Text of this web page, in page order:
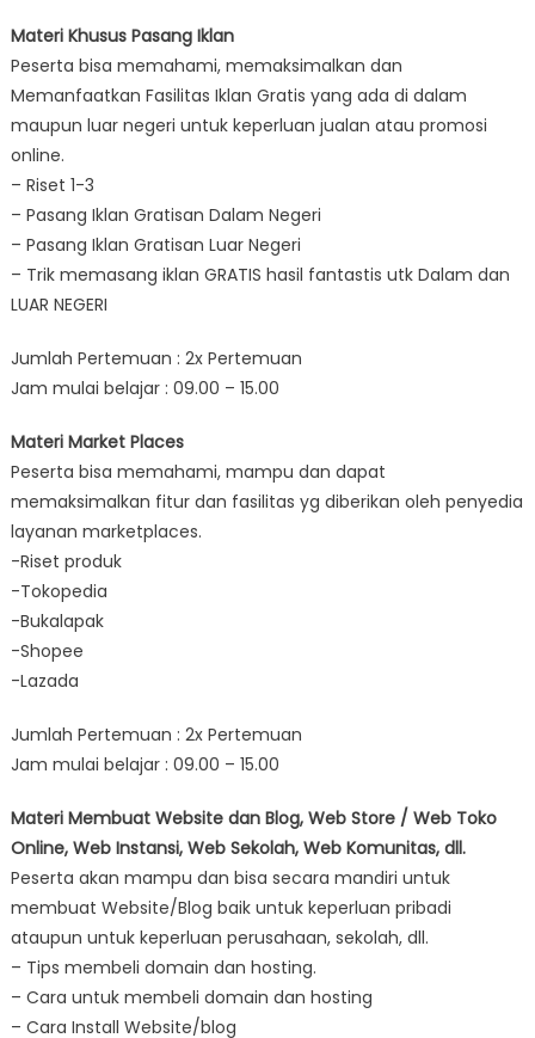
Materi Khusus Pasang Iklan
Peserta bisa memahami, memaksimalkan dan
Memanfaatkan Fasilitas Iklan Gratis yang ada di dalam
maupun luar negeri untuk keperluan jualan atau promosi
online.
– Riset 1-3
– Pasang Iklan Gratisan Dalam Negeri
– Pasang Iklan Gratisan Luar Negeri
– Trik memasang iklan GRATIS hasil fantastis utk Dalam dan
LUAR NEGERI
Jumlah Pertemuan : 2x Pertemuan
Jam mulai belajar : 09.00 – 15.00
Materi Market Places
Peserta bisa memahami, mampu dan dapat
memaksimalkan fitur dan fasilitas yg diberikan oleh penyedia
layanan marketplaces.
-Riset produk
-Tokopedia
-Bukalapak
-Shopee
-Lazada
Jumlah Pertemuan : 2x Pertemuan
Jam mulai belajar : 09.00 – 15.00
Materi Membuat Website dan Blog, Web Store / Web Toko
Online, Web Instansi, Web Sekolah, Web Komunitas, dll.
Peserta akan mampu dan bisa secara mandiri untuk
membuat Website/Blog baik untuk keperluan pribadi
ataupun untuk keperluan perusahaan, sekolah, dll.
– Tips membeli domain dan hosting.
– Cara untuk membeli domain dan hosting
– Cara Install Website/blog